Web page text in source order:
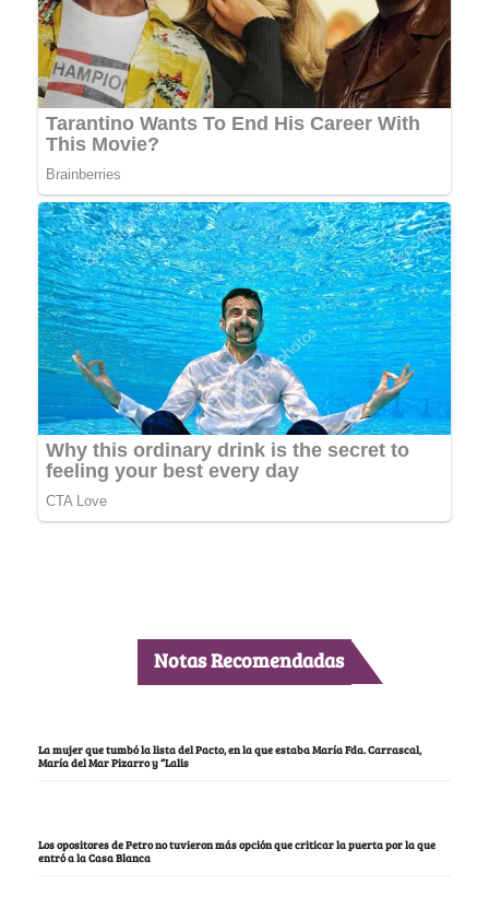
Notas Recomendadas
La mujer que tumbó la lista del Pacto, en la que estaba María Fda. Carrascal,
María del Mar Pizarro y “Lalis
Los opositores de Petro no tuvieron más opción que criticar la puerta por la que
entró a la Casa Blanca